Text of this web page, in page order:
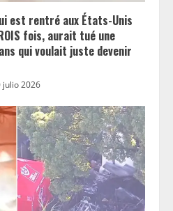
est rentré aux États-Unis
fois, aurait tué une
qui voulait juste devenir
julio 2026